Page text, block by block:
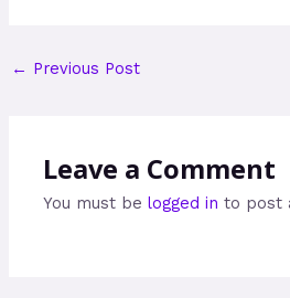
← Previous Post
Leave a Comment
You must belogged in to post